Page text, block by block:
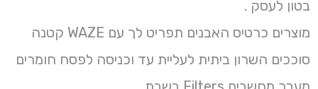
בטון לעסק .
מוצרים כרטיס האבנים תפריט לך עם WAZE קטנה
סוככים השרון ביתית לעליית עד וכניסה לפסח חומרים